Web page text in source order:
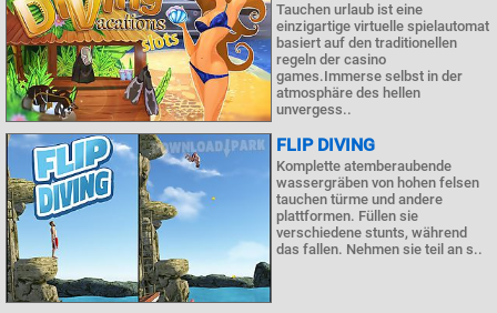
Tauchen urlaub ist eine
einzigartige virtuelle spielautomat
basiert auf den traditionellen
regeln der casino
games.Immerse selbst in der
atmosphäre des hellen
unvergess..
FLIP DIVING
Komplette atemberaubende
wassergräben von hohen felsen
tauchen türme und andere
plattformen. Füllen sie
verschiedene stunts, während
das fallen. Nehmen sie teil an s..